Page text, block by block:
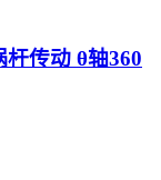
传动 θ轴360